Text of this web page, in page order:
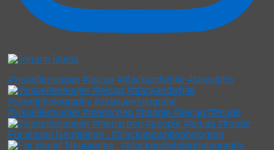
#visuelleneugier #leicaq #blackandwhite #streetpho
#visuelleneugier #menschen #people #leicaq #freude
Für visuell Neugierige . #blackandwhitephotograp